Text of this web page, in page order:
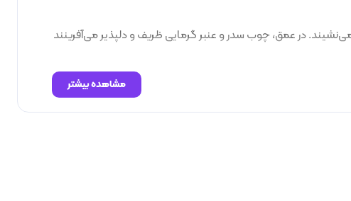
در عمق، چوب سدر و عنبر گرمایی ظریف و دلپذیر می‌آفرینند
مشاهده بیشتر